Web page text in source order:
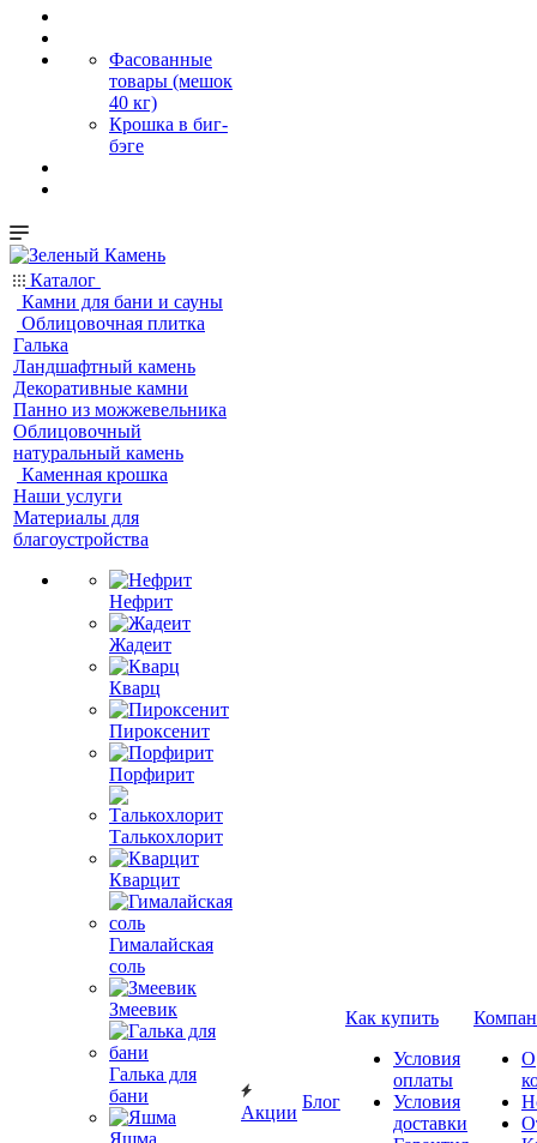
Фасованные
товары (мешок
40 кг)
Крошка в биг-
бэге
Каталог
Камни для бани и сауны
Облицовочная плитка
Галька
Ландшафтный камень
Декоративные камни
Панно из можжевельника
Облицовочный
натуральный камень
Каменная крошка
Наши услуги
Материалы для
благоустройства
Нефрит
Жадеит
Кварц
Пироксенит
Порфирит
Талькохлорит
Кварцит
Гималайская
соль
Змеевик
Галька для
бани
Яшма
Акции
Блог
Как купить
Условия
оплаты
Условия
доставки
О